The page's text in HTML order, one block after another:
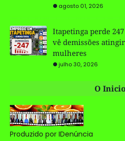
agosto 01, 2026
Itapetinga perde
vê demissões
mulheres
julho 30, 2026
O Inicio
Produzido por IDenúncia